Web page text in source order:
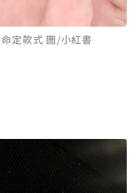
定款式 圖/小紅書